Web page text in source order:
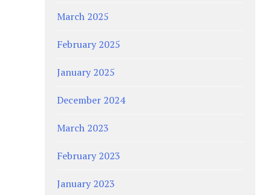
March 2025
February 2025
January 2025
December 2024
March 2023
February 2023
January 2023